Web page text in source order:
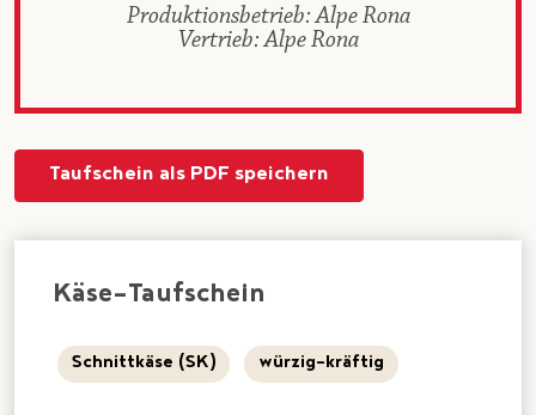
Produktionsbetrieb: Alpe Rona
Vertrieb: Alpe Rona
Taufschein als PDF speichern
Käse-Taufschein
Schnittkäse (SK) würzig-kräftig